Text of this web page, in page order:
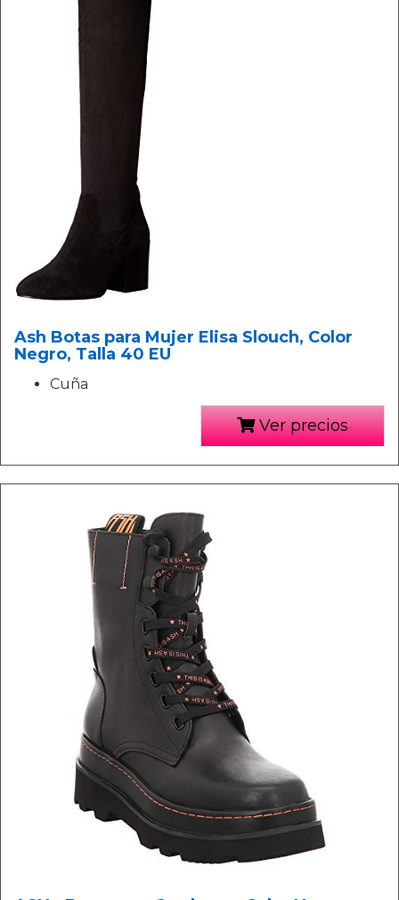
Ash Botas para Mujer Elisa Slouch, Color
Negro, Talla 40 EU
Cuña
Ver precios